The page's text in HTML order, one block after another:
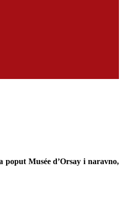
poput Musée d’Orsay i naravno,